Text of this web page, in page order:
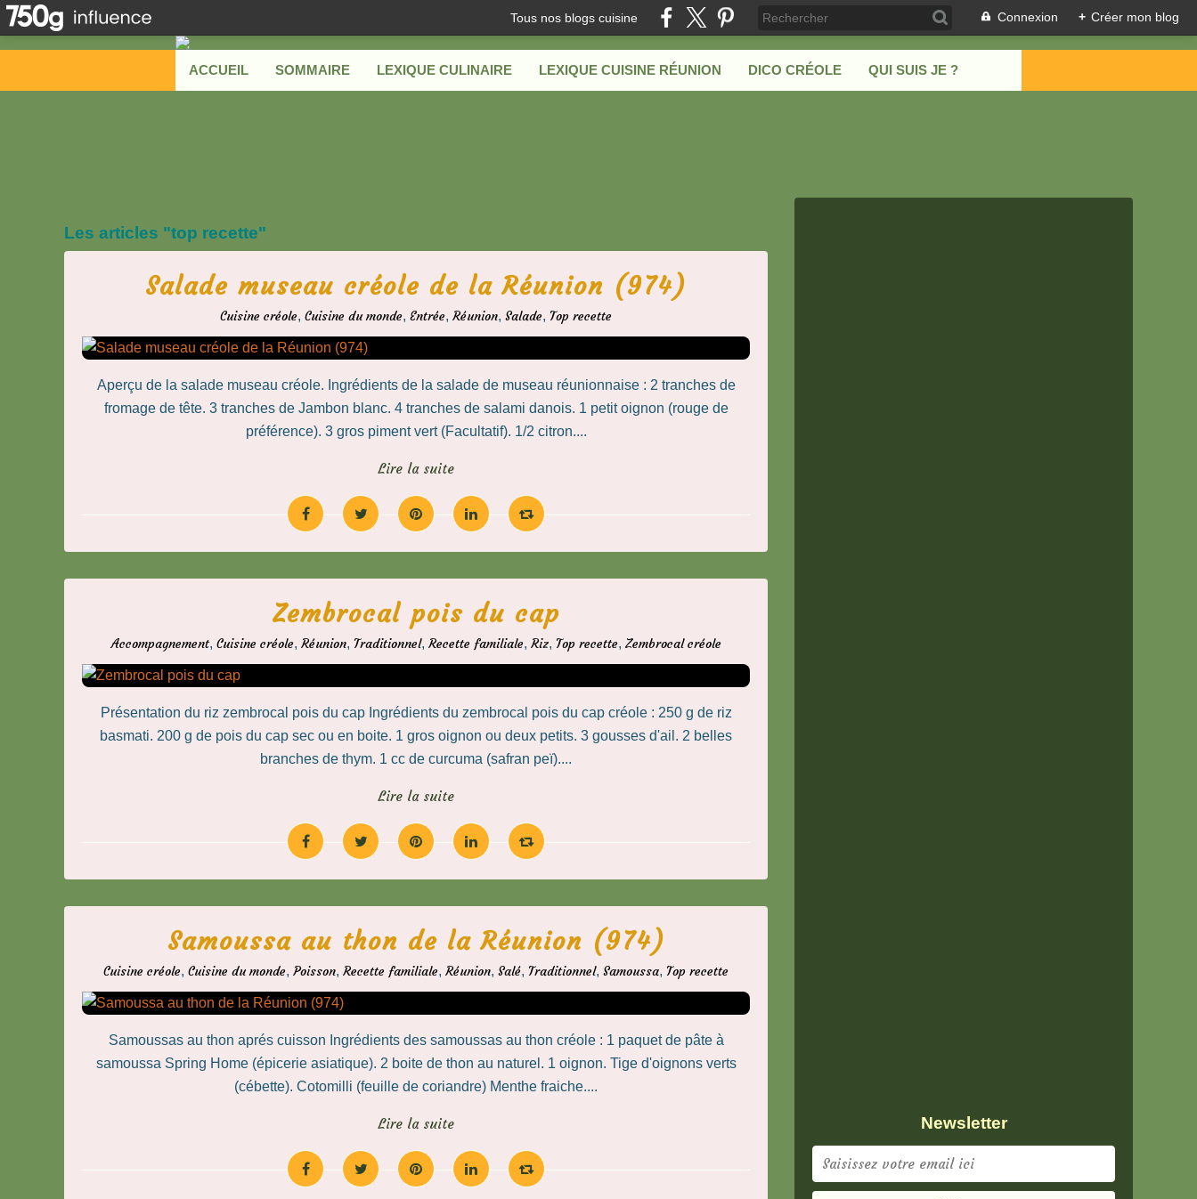
Tous nos blogs cuisine Connexion + Créer mon blog
ACCUEIL SOMMAIRE LEXIQUE CULINAIRE LEXIQUE CUISINE RÉUNION DICO CRÉOLE QUI SUIS JE ?
Les articles "top recette"
Salade museau créole de la Réunion (974)
Cuisine créole, Cuisine du monde, Entrée, Réunion, Salade, Top recette
Aperçu de la salade museau créole. Ingrédients de la salade de museau réunionnaise : 2 tranches de
fromage de tête. 3 tranches de Jambon blanc. 4 tranches de salami danois. 1 petit oignon (rouge de
préférence). 3 gros piment vert (Facultatif). 1/2 citron....
Lire la suite
Zembrocal pois du cap
Accompagnement, Cuisine créole, Réunion, Traditionnel, Recette familiale, Riz, Top recette, Zembrocal créole
Présentation du riz zembrocal pois du cap Ingrédients du zembrocal pois du cap créole : 250 g de riz
basmati. 200 g de pois du cap sec ou en boite. 1 gros oignon ou deux petits. 3 gousses d'ail. 2 belles
branches de thym. 1 cc de curcuma (safran peï)....
Lire la suite
Samoussa au thon de la Réunion (974)
Cuisine créole, Cuisine du monde, Poisson, Recette familiale, Réunion, Salé, Traditionnel, Samoussa, Top recette
Samoussas au thon aprés cuisson Ingrédients des samoussas au thon créole : 1 paquet de pâte à
samoussa Spring Home (épicerie asiatique). 2 boite de thon au naturel. 1 oignon. Tige d'oignons verts
(cébette). Cotomilli (feuille de coriandre) Menthe fraiche....
Lire la suite Newsletter